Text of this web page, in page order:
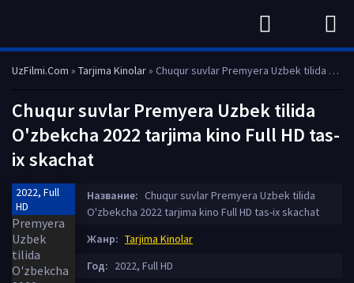
UzFilmi.Com » Tarjima Kinolar» Chuqur suvlar Premyera Uzbek tilida O'zbekcha 2022 tarjima kino Full HD tas-ix skachat
Chuqur suvlar Premyera Uzbek tilida
O'zbekcha 2022 tarjima kino Full HD tas-
ix skachat
2022, Full
HD
Название: Chuqur suvlar Premyera Uzbek tilida
O'zbekcha 2022 tarjima kino Full HD tas-ix skachat
Жанр: Tarjima Kinolar
Год: 2022, Full HD